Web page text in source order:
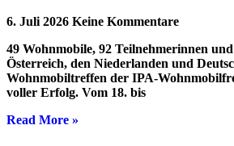
6. Juli 2026 Keine Kommentare
49 Wohnmobile, 92 Teilnehmerinnen
Österreich, den Niederlanden und
Wohnmobiltreffen der IPA-
voller Erfolg. Vom 18. bis
Read More »